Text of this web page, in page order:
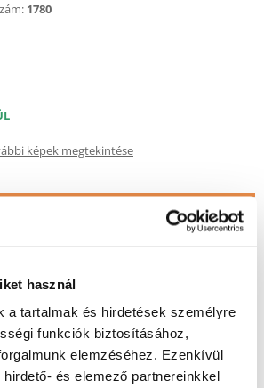
használ
a tartalmak és hirdetések személyre
funkciók biztosításához,
elemzéséhez. Ezenkívül
és elemező partnereinkkel
1780
képek megtekintése
porelszívási technológiának
használt aktív szén kiváló abszorpciós
amelyeknek köszönhetően elnyeli a
Semlegesíti a csapvízben lévő
így alkalmassá teszi azt akváriumi célokra.
a vízből, visszaállítva annak